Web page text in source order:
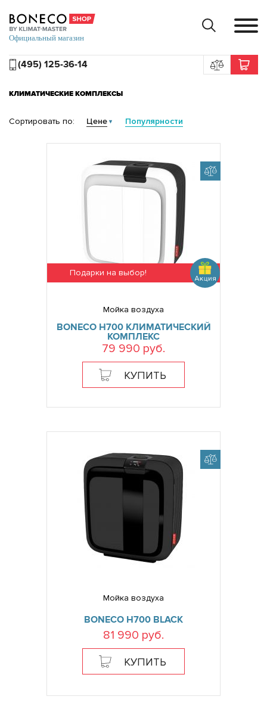
(495) 125-36-14
КЛИМАТИЧЕСКИЕ КОМПЛЕКСЫ
Сортировать по: Цене Популярности
Подарки на выбор!
Мойка воздуха
BONECO H700 КЛИМАТИЧЕСКИЙ
КОМПЛЕКС
79 990 руб.
КУПИТЬ
Мойка воздуха
BONECO H700 BLACK
81 990 руб.
КУПИТЬ